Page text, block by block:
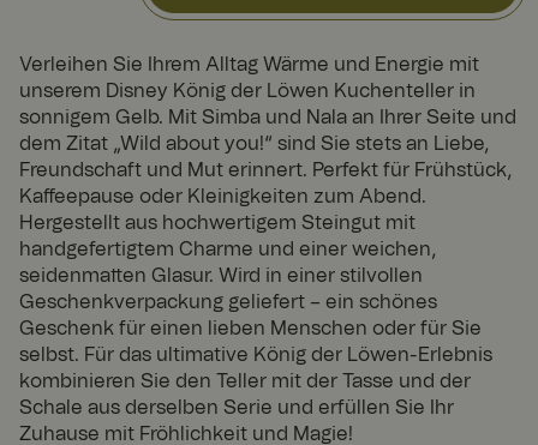
Verleihen Sie Ihrem Alltag Wärme und Energie mit
unserem Disney König der Löwen Kuchenteller in
sonnigem Gelb. Mit Simba und Nala an Ihrer Seite und
dem Zitat „Wild about you!“ sind Sie stets an Liebe,
Freundschaft und Mut erinnert. Perfekt für Frühstück,
Kaffeepause oder Kleinigkeiten zum Abend.
Hergestellt aus hochwertigem Steingut mit
handgefertigtem Charme und einer weichen,
seidenmatten Glasur. Wird in einer stilvollen
Geschenkverpackung geliefert – ein schönes
Geschenk für einen lieben Menschen oder für Sie
selbst. Für das ultimative König der Löwen-Erlebnis
kombinieren Sie den Teller mit der Tasse und der
Schale aus derselben Serie und erfüllen Sie Ihr
Zuhause mit Fröhlichkeit und Magie!